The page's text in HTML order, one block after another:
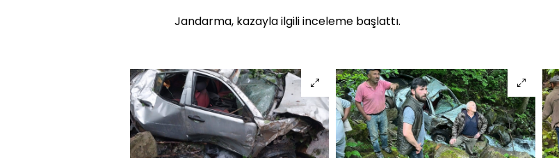
Jandarma, kazayla ilgili inceleme başlattı.